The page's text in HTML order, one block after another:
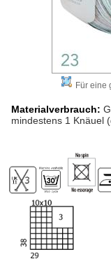
Für eine
Materialverbrauch:
mindestens 1 Knäuel